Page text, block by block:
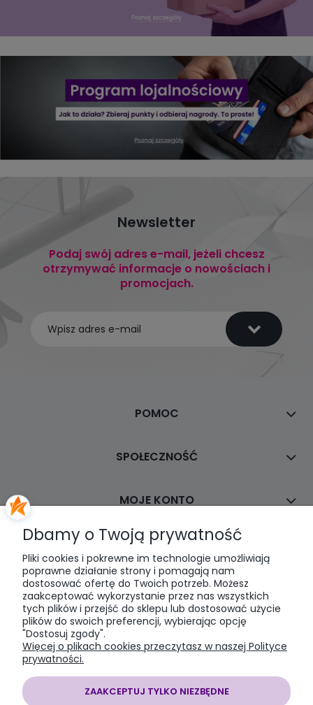
Newsletter
Podaj swój adres e-mail, jeżeli chcesz
otrzymywać informacje o nowościach i
promocjach.
POMOC
SPOŁECZNOŚĆ
MOJE KONTO
PŁATNOŚCI I DOSTAWA
INFORMACJE
O NAS
Dbamy o Twoją prywatność
Pliki cookies i pokrewne im technologie umożliwiają
poprawne działanie strony i pomagają nam
dostosować ofertę do Twoich potrzeb. Możesz
zaakceptować wykorzystanie przez nas wszystkich
tych plików i przejść do sklepu lub dostosować użycie
plików do swoich preferencji, wybierając opcję
"Dostosuj zgody".
Więcej o plikach cookies przeczytasz w naszej Polityce
prywatności.
ZAAKCEPTUJ TYLKO NIEZBĘDNE